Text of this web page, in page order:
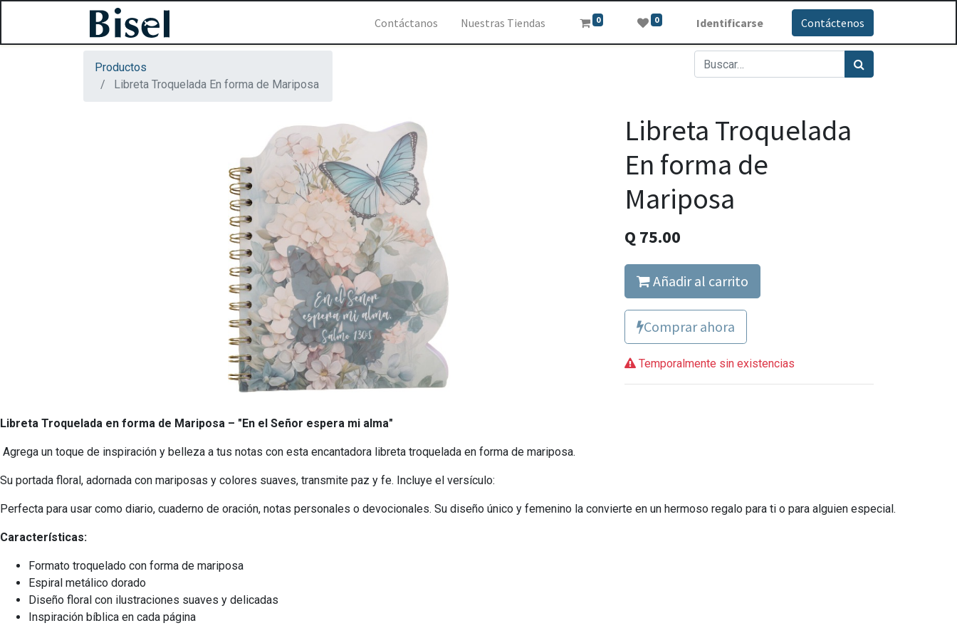
Contáctanos Nuestras Tiendas 0 0 Identificarse Contáctenos
Productos
Libreta Troquelada En forma de Mariposa
Libreta Troquelada
En forma de
Mariposa
Q 75.00
Añadir al carrito
Comprar ahora
Temporalmente sin existencias
Libreta Troquelada en forma de Mariposa – "En el Señor espera mi alma"
Agrega un toque de inspiración y belleza a tus notas con esta encantadora libreta troquelada en forma de mariposa.
Su portada floral, adornada con mariposas y colores suaves, transmite paz y fe. Incluye el versículo:
Perfecta para usar como diario, cuaderno de oración, notas personales o devocionales. Su diseño único y femenino la convierte en un hermoso regalo para ti o para alguien especial.
Características:
Formato troquelado con forma de mariposa
Espiral metálico dorado
Diseño floral con ilustraciones suaves y delicadas
Inspiración bíblica en cada página